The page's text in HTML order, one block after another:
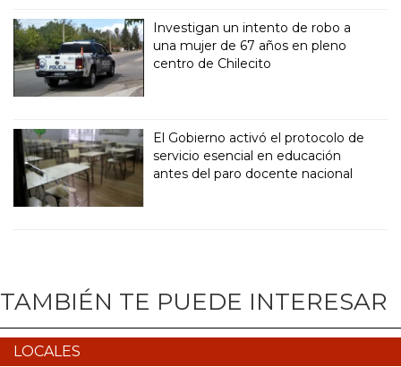
Investigan un intento de robo a
una mujer de 67 años en pleno
centro de Chilecito
El Gobierno activó el protocolo de
servicio esencial en educación
antes del paro docente nacional
TAMBIÉN TE PUEDE INTERESAR
LOCALES